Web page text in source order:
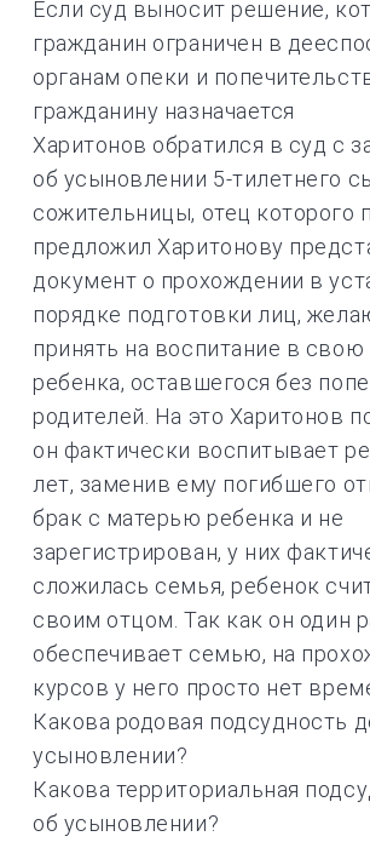
Если суд выносит решение,
гражданин ограничен в
органам опеки и
гражданину назначается
Харитонов обратился в суд с
об усыновлении 5-тилетнего
сожительницы, отец которого
предложил Харитонову
документ о прохождении в
порядке подготовки лиц,
принять на воспитание в
ребенка, оставшегося без
родителей. На это Харитонов
он фактически воспитывает
лет, заменив ему погибшего
брак с матерью ребенка и не
зарегистрирован, у них
сложилась семья, ребенок
своим отцом. Так как он один
обеспечивает семью, на
курсов у него просто нет
Какова родовая подсудность
усыновлении?
Какова территориальная
об усыновлении?